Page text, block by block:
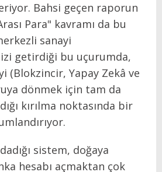
Bahsi geçen raporun
Para" kavramı da bu
sanayi
getirdiği bu uçurumda,
(Blokzincir, Yapay Zekâ ve
dönmek için tam da
kırılma noktasında bir
sistem, doğaya
hesabı açmaktan çok